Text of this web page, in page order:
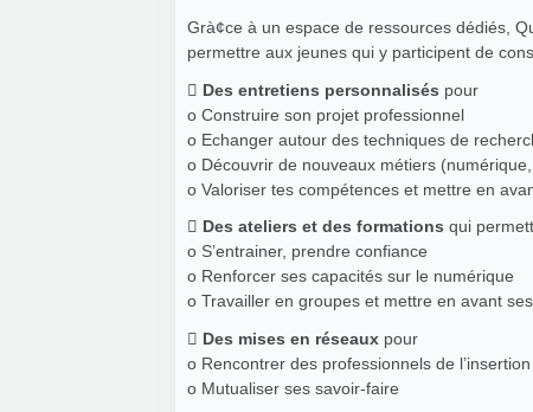
Grà¢ce à un espace de ressources dédiés,
permettre aux jeunes qui y participent de
 Des entretiens personnalisés pour
o Construire son projet professionnel
o Echanger autour des techniques de
o Découvrir de nouveaux métiers
o Valoriser tes compétences et mettre en
 Des ateliers et des formations qui
o S’entrainer, prendre confiance
o Renforcer ses capacités sur le numérique
o Travailler en groupes et mettre en avant
 Des mises en réseaux pour
o Rencontrer des professionnels de l’insertion
o Mutualiser ses savoir-faire